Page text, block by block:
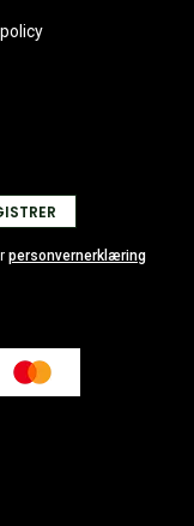
personvernerklæring